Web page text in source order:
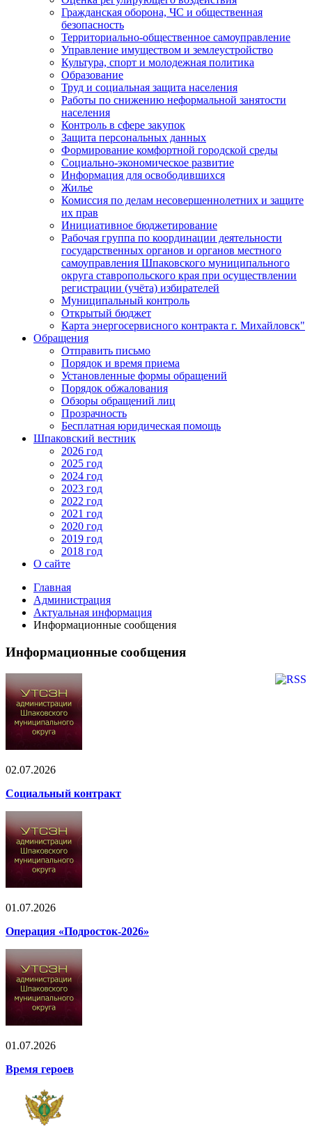
Гражданская оборона, ЧС и общественная
безопасность
Территориально-общественное самоуправление
Управление имуществом и землеустройство
Культура, спорт и молодежная политика
Образование
Труд и социальная защита населения
Работы по снижению неформальной занятости
населения
Контроль в сфере закупок
Защита персональных данных
Формирование комфортной городской среды
Социально-экономическое развитие
Информация для освободившихся
Жилье
Комиссия по делам несовершеннолетних и защите
их прав
Инициативное бюджетирование
Рабочая группа по координации деятельности
государственных органов и органов местного
самоуправления Шпаковского муниципального
округа ставропольского края при осуществлении
регистрации (учёта) избирателей
Муниципальный контроль
Открытый бюджет
Карта энергосервисного контракта г. Михайловск"
Обращения
Отправить письмо
Порядок и время приема
Установленные формы обращений
Порядок обжалования
Обзоры обращений лиц
Прозрачность
Бесплатная юридическая помощь
Шпаковский вестник
2026 год
2025 год
2024 год
2023 год
2022 год
2021 год
2020 год
2019 год
2018 год
О сайте
Главная
Администрация
Актуальная информация
Информационные сообщения
Информационные сообщения
02.07.2026
Социальный контракт
01.07.2026
Операция «Подросток-2026»
01.07.2026
Время героев